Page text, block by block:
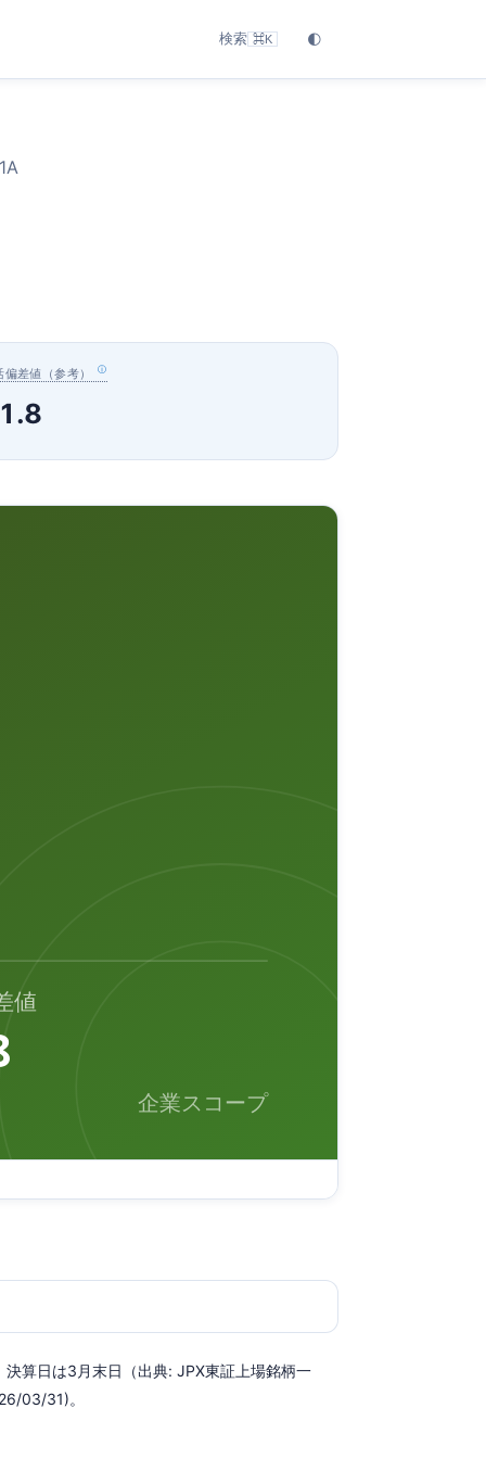
検索 ⌘K 🌓
偏差値（参考）
値
企業スコープ
算日は3月末日（出典: JPX東証上場銘柄一
03/31)。